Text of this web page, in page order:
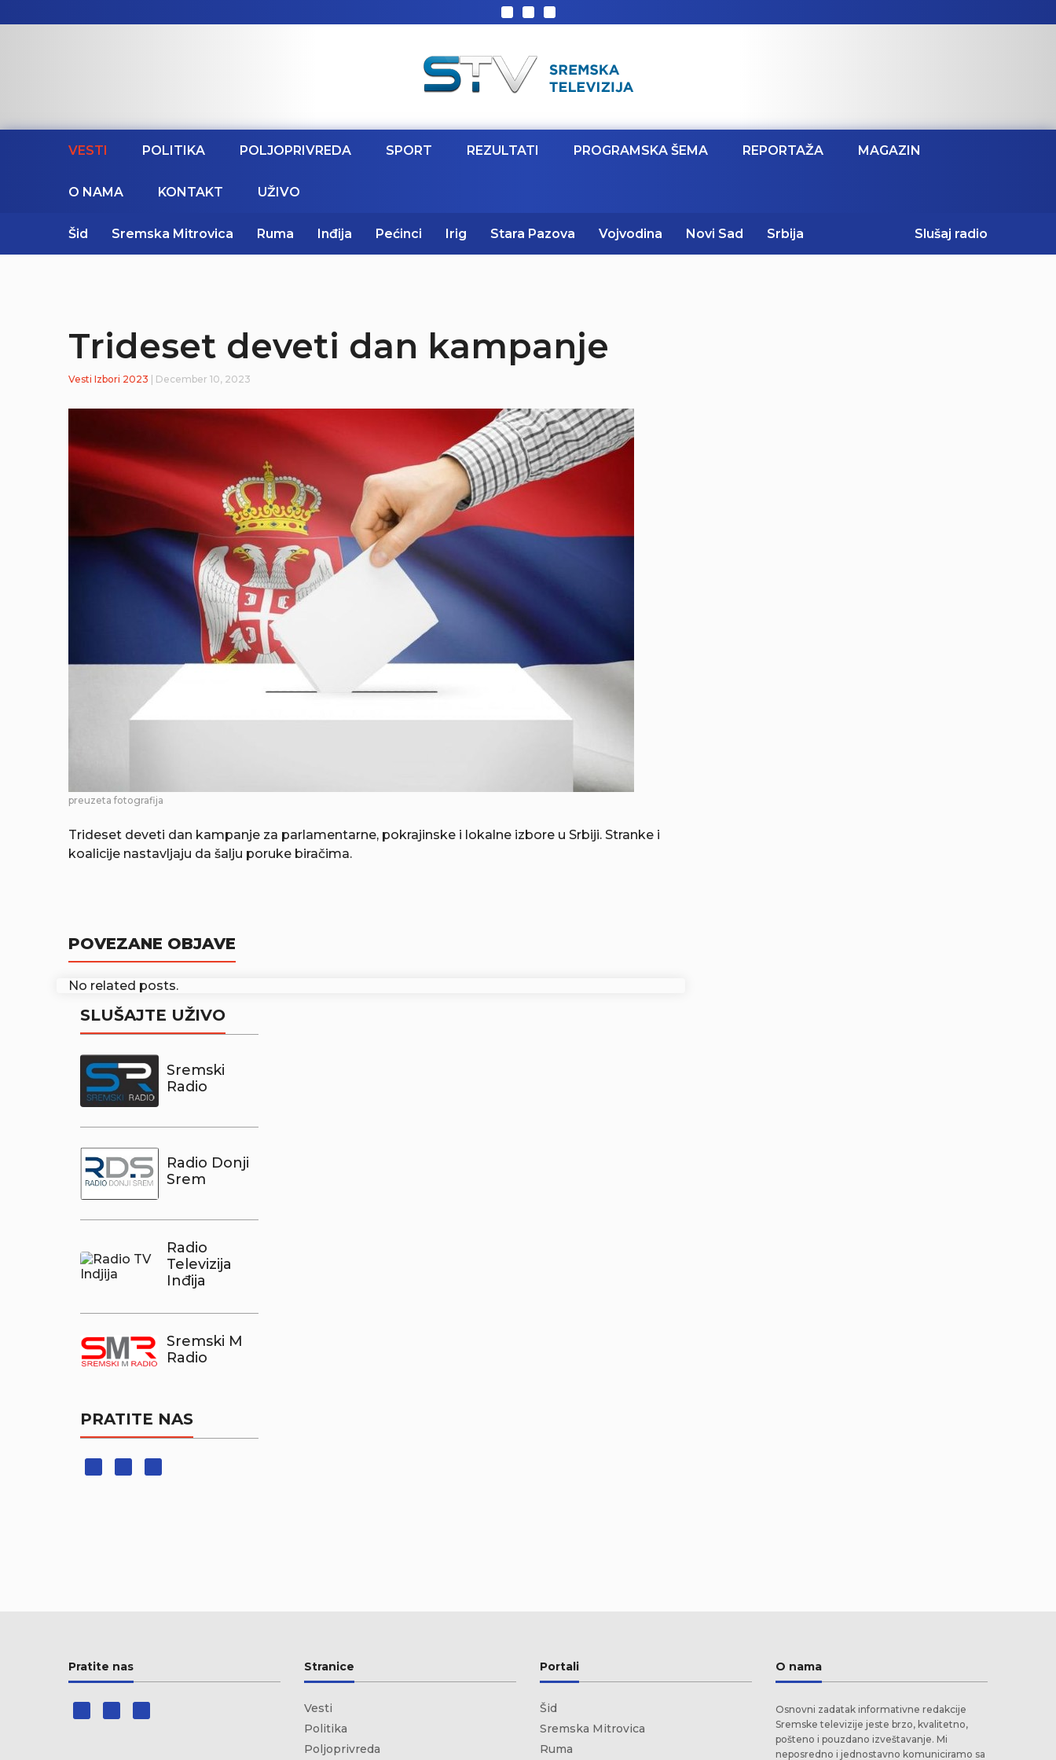
VESTI POLITIKA POLJOPRIVREDA SPORT REZULTATI PROGRAMSKA ŠEMA REPORTAŽA MAGAZIN
O NAMA KONTAKT UŽIVO
Šid Sremska Mitrovica Ruma Inđija Pećinci Irig Stara Pazova Vojvodina Novi Sad Srbija Slušaj radio
Trideset deveti dan kampanje
Vesti Izbori 2023 | December 10, 2023
preuzeta fotografija
Trideset deveti dan kampanje za parlamentarne, pokrajinske i lokalne izbore u Srbiji. Stranke i
koalicije nastavljaju da šalju poruke biračima.
POVEZANE OBJAVE
No related posts.
SLUŠAJTE UŽIVO
Sremski
Radio
Radio Donji
Srem
Radio
Televizija
Inđija
Sremski M
Radio
PRATITE NAS
Pratite nas Stranice
Vesti
Politika
Poljoprivreda
Portali
Šid
Sremska Mitrovica
Ruma
O nama
Osnovni zadatak informativne redakcije
Sremske televizije jeste brzo, kvalitetno,
pošteno i pouzdano izveštavanje. Mi
neposredno i jednostavno komuniciramo sa